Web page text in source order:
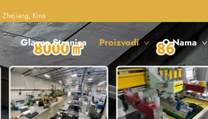
Kina
Glavna Stranica Proizvodi O Nama